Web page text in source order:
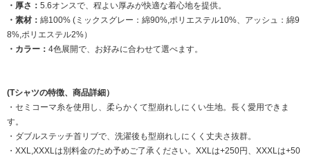
・厚さ： 5.6オンスで、程よい厚みが快適な着心地を提供。
・素材： 綿100% (ミックスグレー：綿90%,ポリエステル10%、アッシュ：綿9
8%,ポリエステル2%）
・カラー： 4色展開で、お好みに合わせて選べます。
(Tシャツの特徴、商品詳細）
・セミコーマ糸を使用し、柔らかくて型崩れしにくい生地。長く愛用できま
す。
・ダブルステッチ首リブで、洗濯後も型崩れしにくく丈夫さ抜群。
・XXL,XXXLは別料金のため予めご了承ください。XXLは+250円、XXXLは+50